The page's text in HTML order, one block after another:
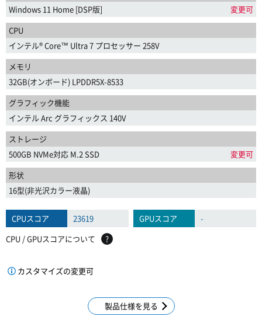
Windows 11 Home [DSP版]
変更可
CPU
インテル® Core™ Ultra 7 プロセッサー 258V
メモリ
32GB(オンボード) LPDDR5X-8533
グラフィック機能
インテル Arc グラフィックス 140V
ストレージ
500GB NVMe対応 M.2 SSD
変更可
形状
16型(非光沢カラー液晶)
CPUスコア 23619 GPUスコア
-
CPU / GPUスコアについて
?
カスタマイズの変更可
製品仕様を見る